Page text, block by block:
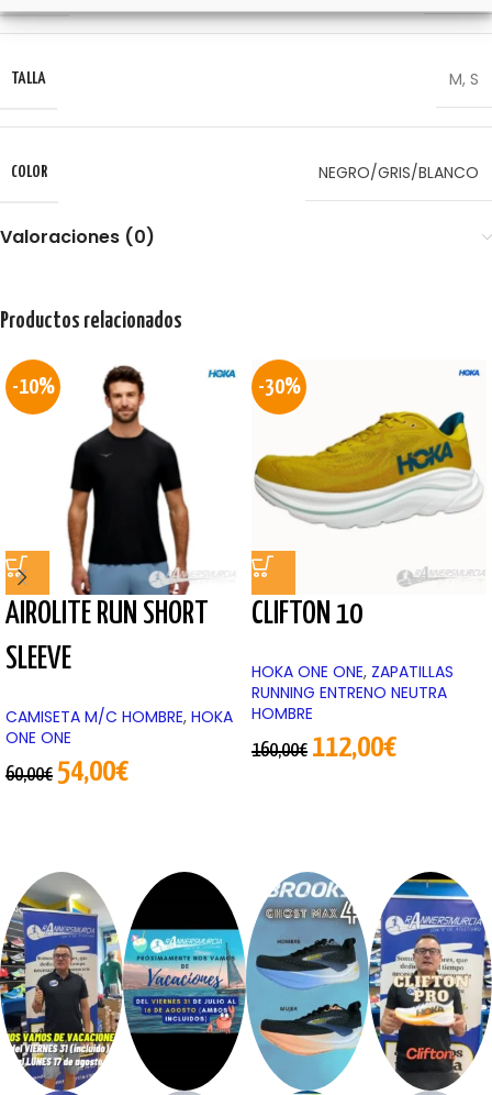
TALLA M, S
COLOR NEGRO/GRIS/BLANCO
Valoraciones (0)
Productos relacionados
-10%
AIROLITE RUN SHORT
SLEEVE
CAMISETA M/C HOMBRE, HOKA
ONE ONE
60,00€ 54,00€
-30%
CLIFTON 10
HOKA ONE ONE, ZAPATILLAS
RUNNING ENTRENO NEUTRA
HOMBRE
160,00€ 112,00€